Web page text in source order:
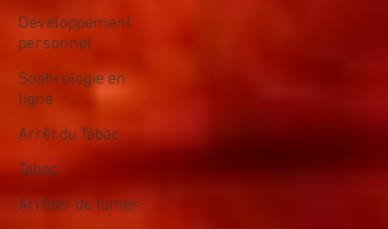
Développement
personnel
Sophrologie en
ligne
Arrêt du Tabac
Tabac
Arrêter de fumer